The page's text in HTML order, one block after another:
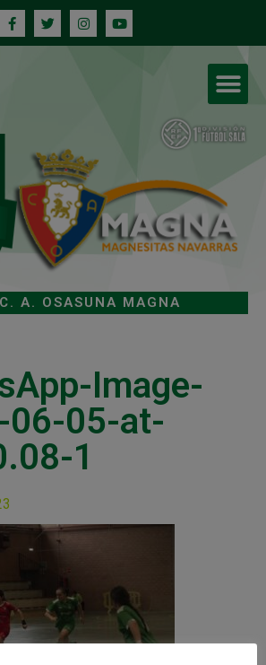
A. OSASUNA MAGNA
Image-
06-05-at-
1